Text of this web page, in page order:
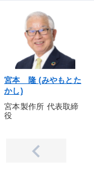
宮本 隆 (みやもとた
かし)
宮本製作所 代表取締
役